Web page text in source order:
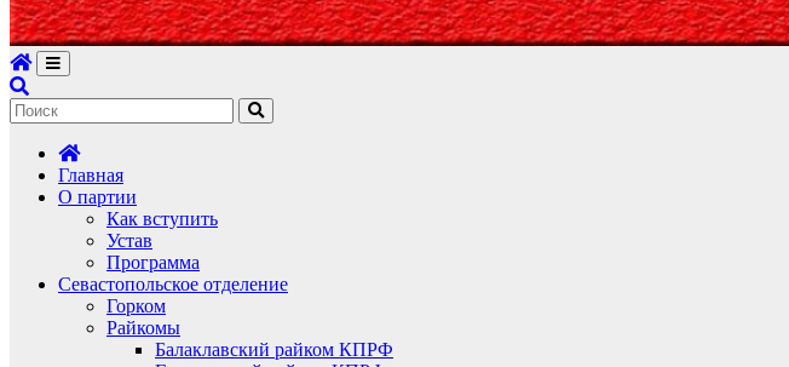
Главная
О партии
Как вступить
Устав
Программа
Севастопольское отделение
Горком
Райкомы
Балаклавский райком КПРФ